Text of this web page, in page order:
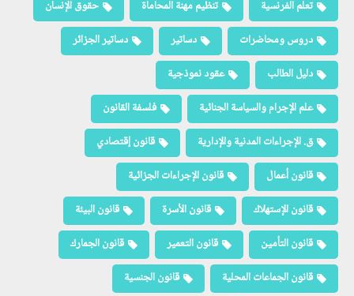
تعلم الفرنسية تنظيم مهنة المحاماة
حقوق الإنسان
دروس ومحاضرات
دساتير
دساتير الجزائر
دليل الطالب
عقود نموذجية
علم الإجرام والسياسة الجنائية
فلسفة القانون
ق. الإجراءات المدنية والإدارية
قانون إقتصادي
قانون أعمال
قانون الإجراءات الجزائية
قانون الإستهلاك
قانون الأسرة
قانون البيئة
قانون التأمين
قانون التعمير
قانون الجمارك
قانون الجماعات المحلية
قانون الجنسية